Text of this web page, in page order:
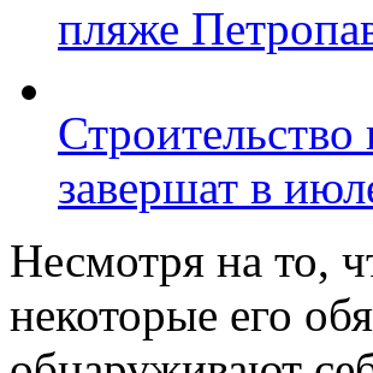
пляже
завершат в
Несмотря на то,
некоторые его